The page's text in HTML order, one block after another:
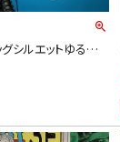
シルエットゆるだ
ンス衣装通販bomb
サイズ)(ブラック/
/ピンク/ブルー)